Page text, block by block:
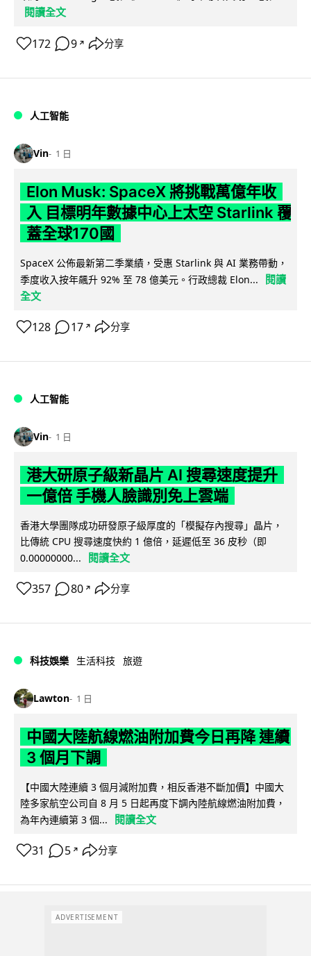
閱讀全文
172 9 ↗ 分享
人工智能
Vin 1 日
Elon Musk: SpaceX 將挑戰萬億年收
入 目標明年數據中心上太空 Starlink 覆
蓋全球170國
SpaceX 公佈最新第二季業績，受惠 Starlink 與 AI 業務帶動，
季度收入按年飆升 92% 至 78 億美元。行政總裁 Elon...
閱讀
全文
128 17 ↗ 分享
人工智能
Vin 1 日
港大研原子級新晶片 AI 搜尋速度提升
一億倍 手機人臉識別免上雲端
香港大學團隊成功研發原子級厚度的「模擬存內搜尋」晶片，
比傳統 CPU 搜尋速度快約 1 億倍，延遲低至 36 皮秒（即
0.00000000...
閱讀全文
357 80 ↗ 分享
科技娛樂 生活科技 旅遊
Lawton 1 日
中國大陸航線燃油附加費今日再降 連續
3 個月下調
【中國大陸連續 3 個月減附加費，相反香港不斷加價】中國大
陸多家航空公司自 8 月 5 日起再度下調內陸航線燃油附加費，
為年內連續第 3 個...
閱讀全文
31 5 ↗ 分享
ADVERTISEMENT